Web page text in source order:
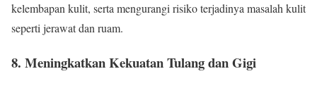
kelembapan kulit, serta mengurangi risiko terjadinya masalah kulit
seperti jerawat dan ruam.
8. Meningkatkan Kekuatan Tulang dan Gigi